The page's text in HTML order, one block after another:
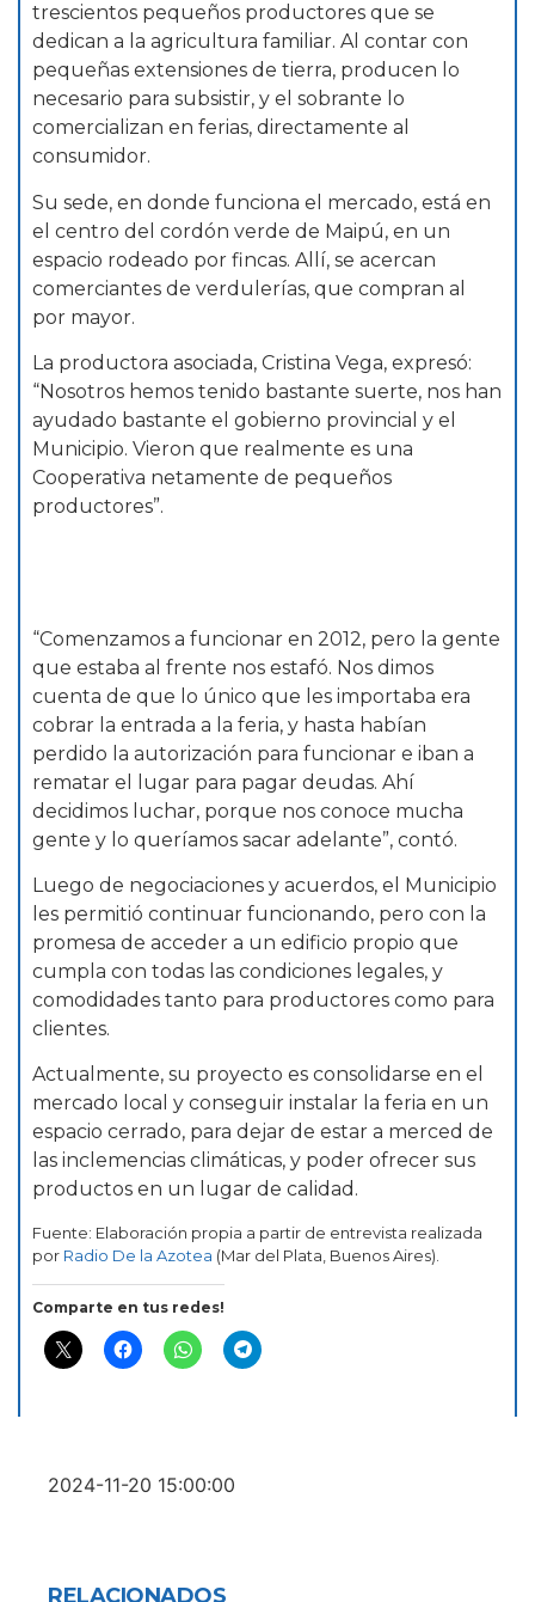
trescientos pequeños productores que se
dedican a la agricultura familiar. Al contar con
pequeñas extensiones de tierra, producen lo
necesario para subsistir, y el sobrante lo
comercializan en ferias, directamente al
consumidor.
Su sede, en donde funciona el mercado, está en
el centro del cordón verde de Maipú, en un
espacio rodeado por fincas. Allí, se acercan
comerciantes de verdulerías, que compran al
por mayor.
La productora asociada, Cristina Vega, expresó:
“Nosotros hemos tenido bastante suerte, nos han
ayudado bastante el gobierno provincial y el
Municipio. Vieron que realmente es una
Cooperativa netamente de pequeños
productores”.
“Comenzamos a funcionar en 2012, pero la gente
que estaba al frente nos estafó. Nos dimos
cuenta de que lo único que les importaba era
cobrar la entrada a la feria, y hasta habían
perdido la autorización para funcionar e iban a
rematar el lugar para pagar deudas. Ahí
decidimos luchar, porque nos conoce mucha
gente y lo queríamos sacar adelante”, contó.
Luego de negociaciones y acuerdos, el Municipio
les permitió continuar funcionando, pero con la
promesa de acceder a un edificio propio que
cumpla con todas las condiciones legales, y
comodidades tanto para productores como para
clientes.
Actualmente, su proyecto es consolidarse en el
mercado local y conseguir instalar la feria en un
espacio cerrado, para dejar de estar a merced de
las inclemencias climáticas, y poder ofrecer sus
productos en un lugar de calidad.
Fuente: Elaboración propia a partir de entrevista realizada
por Radio De la Azotea (Mar del Plata, Buenos Aires).
Comparte en tus redes!
2024-11-20 15:00:00
RELACIONADOS